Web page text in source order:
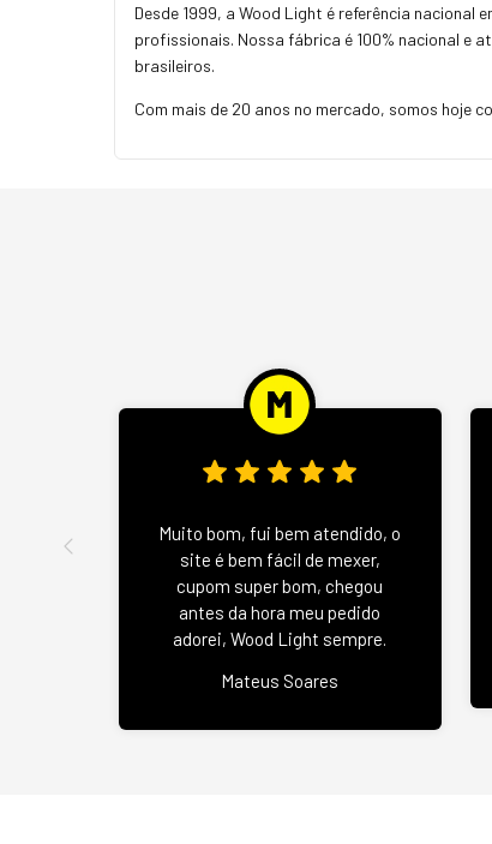
Desde 1999, a Wood Light é referência
profissionais. Nossa fábrica é 100% nacional e
brasileiros.
Com mais de 20 anos no mercado, somos hoje
Muito bom, fui bem atendido, o
site é bem fácil de mexer,
cupom super bom, chegou
antes da hora meu pedido
adorei, Wood Light sempre.
Mateus Soares